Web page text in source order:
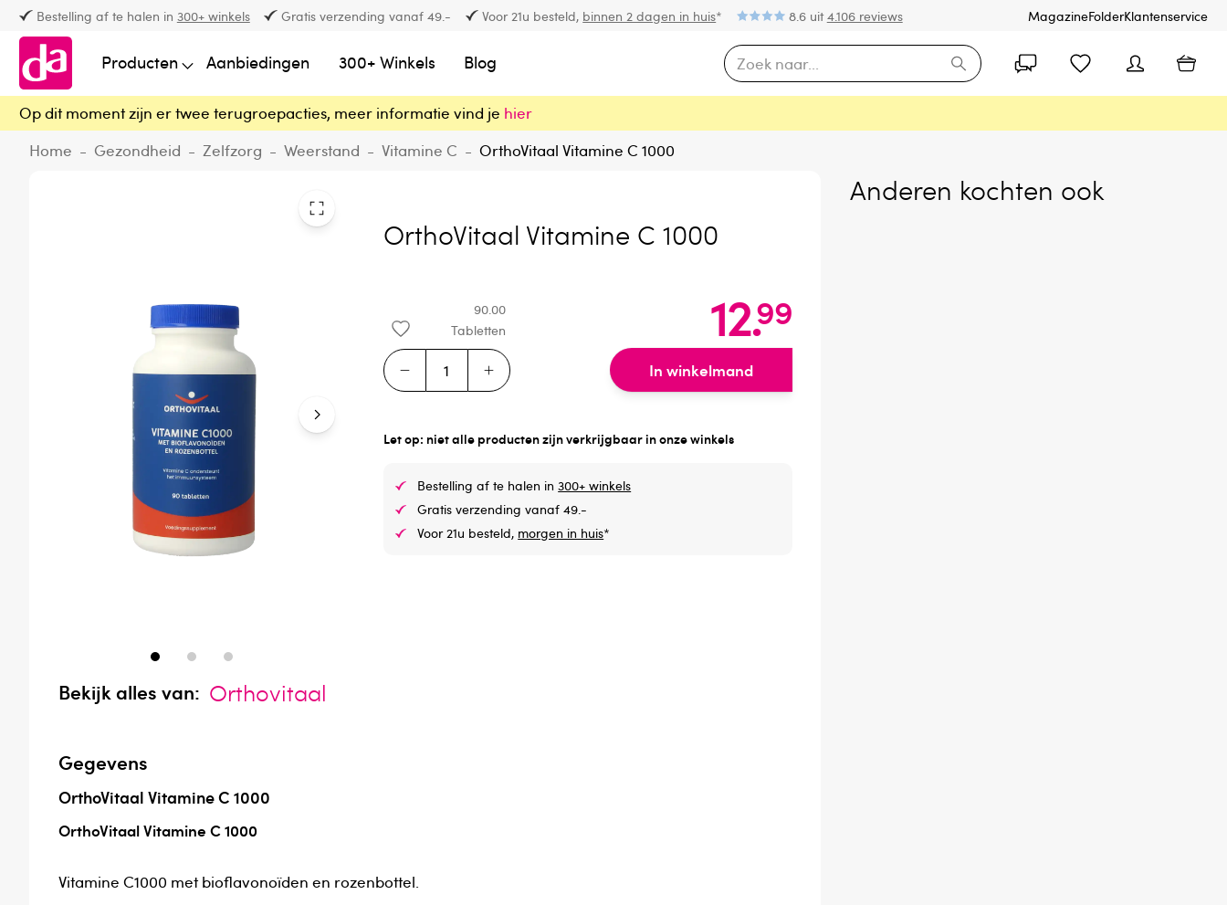
Bestelling af te halen in 300+ winkels Gratis verzending vanaf 49.- Voor 21u besteld, binnen 2 dagen in huis* 8.6 uit4.106 reviews MagazineFolderKlantenservice
Producten Aanbiedingen 300+ Winkels Blog
Op dit moment zijn er twee terugroepacties, meer informatie vind je hier
Home - Gezondheid - Zelfzorg - Weerstand - Vitamine C - OrthoVitaal Vitamine C 1000
OrthoVitaal Vitamine C 1000
90.00
Tabletten
12.99
In winkelmand
Let op: niet alle producten zijn verkrijgbaar in onze winkels
Bestelling af te halen in300+ winkels
Gratis verzending vanaf 49.-
Voor 21u besteld, morgen in huis*
Bekijk alles van: Orthovitaal
Gegevens
OrthoVitaal Vitamine C 1000
OrthoVitaal Vitamine C 1000
Vitamine C1000 met bioflavonoïden en rozenbottel.
Anderen kochten ook